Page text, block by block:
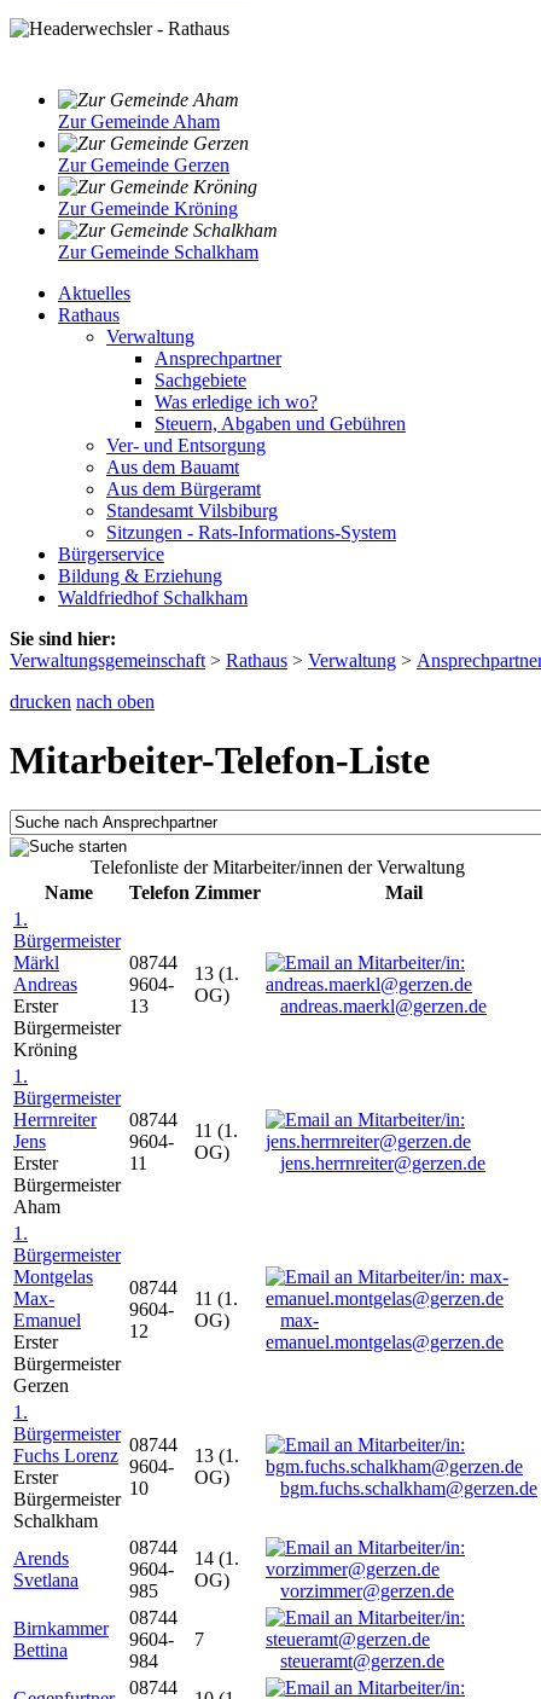
Zur Gemeinde Aham
Zur Gemeinde Gerzen
Zur Gemeinde Kröning
Zur Gemeinde Schalkham
Aktuelles
Rathaus
Verwaltung
Ansprechpartner
Sachgebiete
Was erledige ich wo?
Steuern, Abgaben und Gebühren
Ver- und Entsorgung
Aus dem Bauamt
Aus dem Bürgeramt
Standesamt Vilsbiburg
Sitzungen - Rats-Informations-System
Bürgerservice
Bildung & Erziehung
Waldfriedhof Schalkham
Sie sind hier:
Verwaltungsgemeinschaft > Rathaus > Verwaltung >
drucken nach oben
Mitarbeiter-Telefon-Liste
Telefonliste der Mitarbeiter/innen der Verwaltung
Name
Telefon Zimmer
Mail
1.
Bürgermeister
Märkl
Andreas
Erster
Bürgermeister
Kröning
08744
9604-
13
13 (1.
OG)
andreas.maerkl@gerzen.de
1.
Bürgermeister
Herrnreiter
Jens
Erster
Bürgermeister
Aham
08744
9604-
11
11 (1.
OG)
jens.herrnreiter@gerzen.de
1.
Bürgermeister
Montgelas
Max-
Emanuel
Erster
Bürgermeister
Gerzen
08744
9604-
12
11 (1.
OG)
max-
emanuel.montgelas@gerzen.de
1.
Bürgermeister
Fuchs Lorenz
Erster
Bürgermeister
Schalkham
08744
9604-
10
13 (1.
OG)
bgm.fuchs.schalkham@gerzen.de
Arends
Svetlana
08744
9604-
985
14 (1.
OG)
vorzimmer@gerzen.de
Birnkammer
Bettina
08744
9604-
984
7
steueramt@gerzen.de
08744